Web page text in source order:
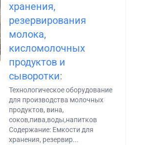
хранения,
резервирования
молока,
кисломолочных
продуктов и
сыворотки:
Технологическое оборудование
для производства молочных
продуктов, вина,
соков,пива,воды,напитков
Содержание: Емкости для
хранения, резервир...